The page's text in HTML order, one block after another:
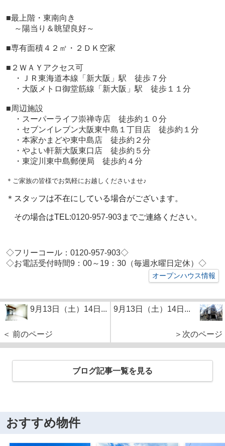
■最上階・東南向き
～陽当り＆眺望良好～
■専有面積４２㎡・２ＤＫ空家
■２ＷＡＹアクセス可
・ＪＲ東海道本線「新大阪」駅 徒歩７分
・大阪メトロ御堂筋線「新大阪」駅 徒歩１１分
■周辺施設
・スーパーライフ崇禅寺店 徒歩約１０分
・セブンイレブン大阪東中島１丁目店 徒歩約１分
・本家かまどや東中島店 徒歩約２分
・やよい軒新大阪東口店 徒歩約５分
・東淀川東中島郵便局 徒歩約４分
＊ご家族の皆様でお気軽にお越しくださいませ♪
＊スタッフは不在にしている場合がございます。
その場合はTEL:0120-957-903までご連絡ください。
◇フリーコール： 0120-957-903◇
◇お電話受付時間9：00～19：30（毎週水曜日定休）◇
オープンハウス情報
9月13日（土）14日...
＜ 前のページ
9月13日（土）14日...
＞次のページ
ブログ記事一覧を見る
おすすめ物件